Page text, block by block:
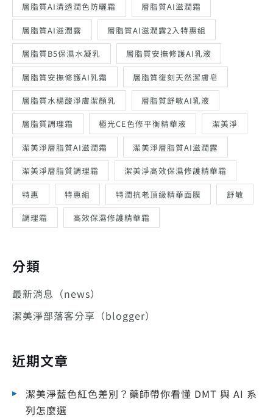
層脂質AI清透潤色防曬霜 層脂質AI滋潤霜
層脂質AI滋潤露 層脂質AI滋潤露2入特惠組
層脂質B5保濕水凝乳 層脂質安撫修護AI乳液
層脂質安撫修護AI乳霜 層脂質復刻天然潔膚皂
層脂質水楊酸淨膚潔顏乳 層脂質舒敏AI乳液
層脂質調理霜 極光CE色修平衡精華液 潔美淨
潔美淨層脂質AI滋潤霜 潔美淨層脂質AI滋潤露
潔美淨層脂質調理霜 潔美淨高效保濕修護精華霜
特惠 特惠組 特潤抗老頂級精華面膜 舒敏
調理霜 高效保濕修護精華霜
分類
最新消息（news）
潔美淨部落客分享（blogger）
近期文章
潔美淨藍色紅色差別？藥師帶你看懂 DMT 與 AI 系
列怎麼選